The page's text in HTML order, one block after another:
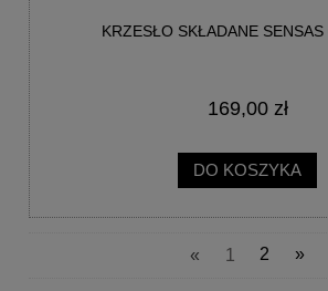
KRZESŁO SKŁADANE
169,00 zł
DO KOSZYKA
« 1 2 »